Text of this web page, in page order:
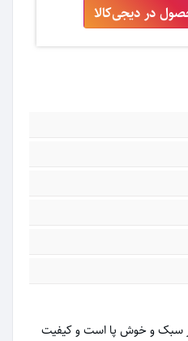
در دیجی‌کالا
سبک و خوش پا است و کیفیت